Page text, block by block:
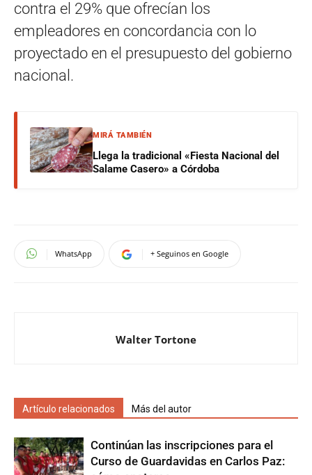
contra el 29% que ofrecían los
empleadores en concordancia con lo
proyectado en el presupuesto del gobierno
nacional.
MIRÁ TAMBIÉN
Llega la tradicional «Fiesta Nacional del
Salame Casero» a Córdoba
WhatsApp + Seguinos en Google
Walter Tortone
Artículo relacionados Más del autor
Continúan las inscripciones para el
Curso de Guardavidas en Carlos Paz: